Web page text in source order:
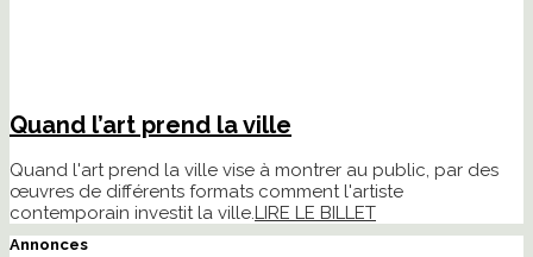
Quand l’art prend la ville
Quand l'art prend la ville vise à montrer au public, par des
œuvres de différents formats comment l'artiste
contemporain investit la ville. LIRE LE BILLET
Annonces